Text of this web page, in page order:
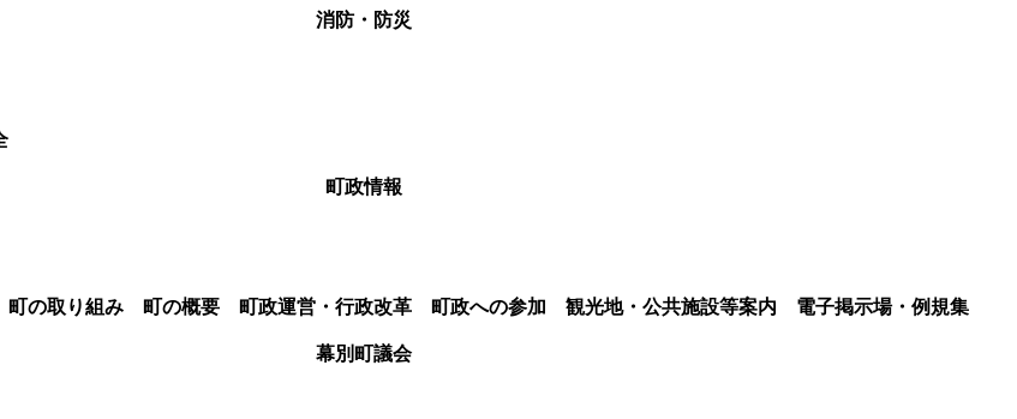
消防・防災
町政情報
町の取り組み 町の概要 町政運営・行政改革 町政への参加 観光地・公共施設等案内
電子掲示場・例規集
幕別町議会